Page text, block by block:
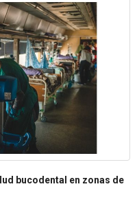
bucodental en zonas de